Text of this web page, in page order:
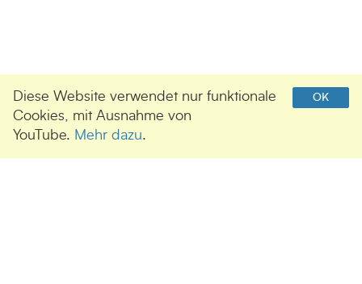
Diese Website verwendet nur funktionale
Cookies, mit Ausnahme von
YouTube. Mehr dazu.
OK